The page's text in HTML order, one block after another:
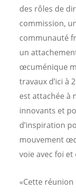
des rôles de
commission,
communauté
un
œcuménique
travaux d’ici à
est attachée à
innovants et
d’inspiration
mouvement
voie avec foi
«Cette réunion